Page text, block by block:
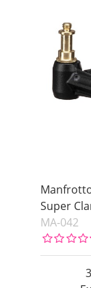
Super
MA-042